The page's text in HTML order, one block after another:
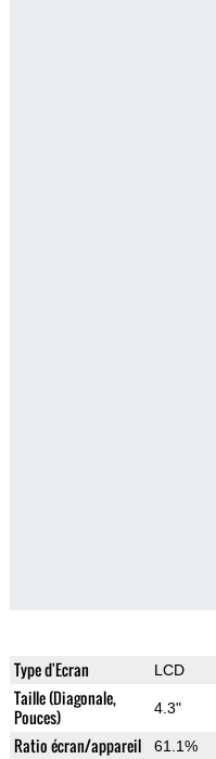
Type d'Ecran LCD
Taille (Diagonale,
Pouces)
4.3"
Ratio écran/appareil 61.1%